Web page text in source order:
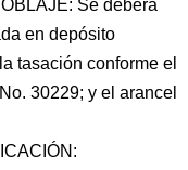
Se deberá
en depósito
tasación conforme el
30229; y el arancel